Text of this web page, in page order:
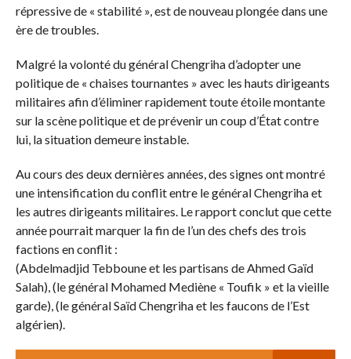
répressive de « stabilité », est de nouveau plongée dans une
ère de troubles.
Malgré la volonté du général Chengriha d’adopter une
politique de « chaises tournantes » avec les hauts dirigeants
militaires afin d’éliminer rapidement toute étoile montante
sur la scène politique et de prévenir un coup d’État contre
lui, la situation demeure instable.
Au cours des deux dernières années, des signes ont montré
une intensification du conflit entre le général Chengriha et
les autres dirigeants militaires. Le rapport conclut que cette
année pourrait marquer la fin de l’un des chefs des trois
factions en conflit :
(Abdelmadjid Tebboune et les partisans de Ahmed Gaïd
Salah), (le général Mohamed Mediène « Toufik » et la vieille
garde), (le général Saïd Chengriha et les faucons de l’Est
algérien).